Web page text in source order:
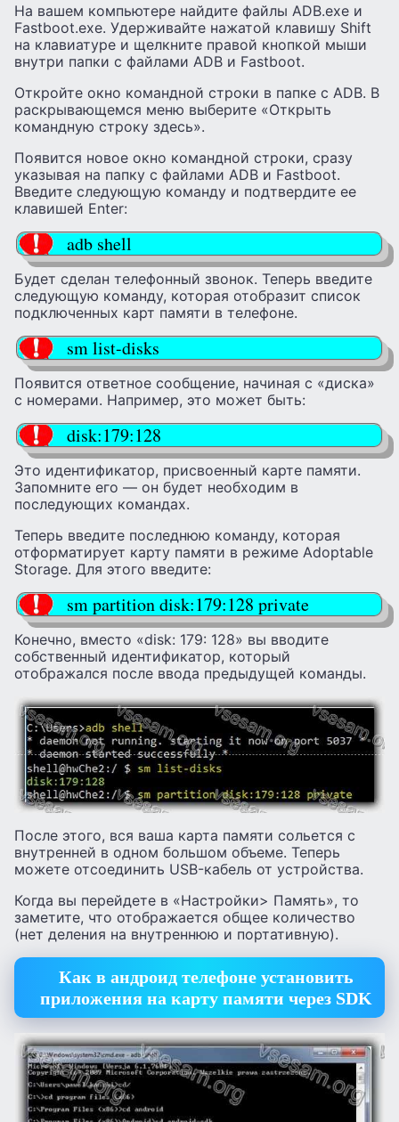
На вашем компьютере найдите файлы ADB.exe и
Fastboot.exe. Удерживайте нажатой клавишу Shift
на клавиатуре и щелкните правой кнопкой мыши
внутри папки с файлами ADB и Fastboot.
Откройте окно командной строки в папке с ADB. В
раскрывающемся меню выберите «Открыть
командную строку здесь».
Появится новое окно командной строки, сразу
указывая на папку с файлами ADB и Fastboot.
Введите следующую команду и подтвердите ее
клавишей Enter:
adb shell
Будет сделан телефонный звонок. Теперь введите
следующую команду, которая отобразит список
подключенных карт памяти в телефоне.
sm list-disks
Появится ответное сообщение, начиная с «диска»
с номерами. Например, это может быть:
disk:179:128
Это идентификатор, присвоенный карте памяти.
Запомните его — он будет необходим в
последующих командах.
Теперь введите последнюю команду, которая
отформатирует карту памяти в режиме Adoptable
Storage. Для этого введите:
sm partition disk:179:128 private
Конечно, вместо «disk: 179: 128» вы вводите
собственный идентификатор, который
отображался после ввода предыдущей команды.
После этого, вся ваша карта памяти сольется с
внутренней в одном большом объеме. Теперь
можете отсоединить USB-кабель от устройства.
Когда вы перейдете в «Настройки> Память», то
заметите, что отображается общее количество
(нет деления на внутреннюю и портативную).
Как в андроид телефоне установить
приложения на карту памяти через SDK